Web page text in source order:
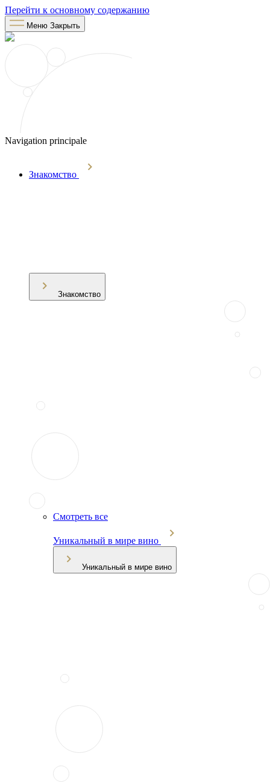
Перейти к основному содержанию
Меню Закрыть
Navigation principale
Знакомство
Знакомство
Смотреть все
Уникальный в мире вино
Уникальный в мире вино